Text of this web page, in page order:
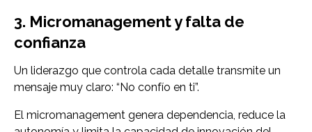
3. Micromanagement y falta de
confianza
Un liderazgo que controla cada detalle transmite un
mensaje muy claro: “No confío en ti”.
El micromanagement genera dependencia, reduce la